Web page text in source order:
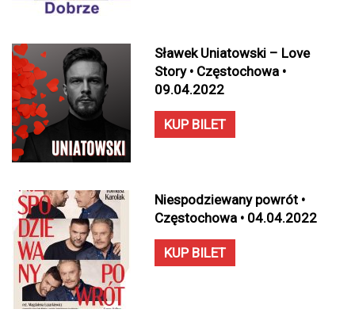
Sławek Uniatowski – Love
Story • Częstochowa •
09.04.2022
KUP BILET
Niespodziewany powrót •
Częstochowa • 04.04.2022
KUP BILET